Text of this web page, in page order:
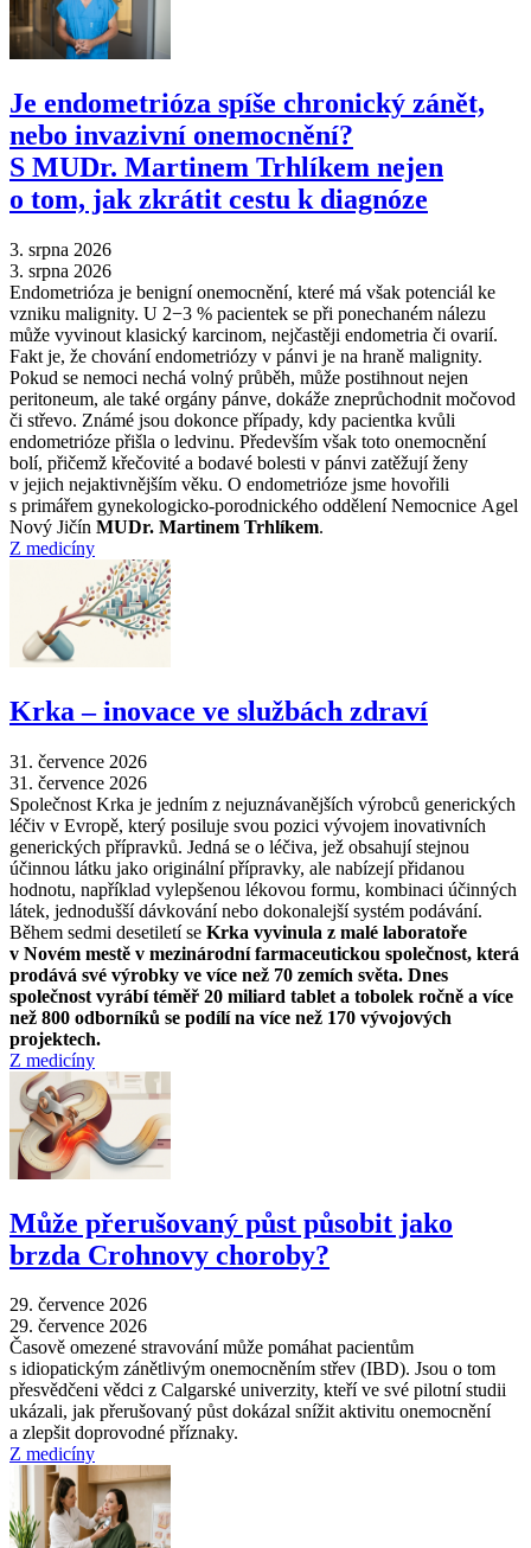
Je endometrióza spíše chronický zánět,
nebo invazivní onemocnění?
S MUDr. Martinem Trhlíkem nejen
o tom, jak zkrátit cestu k diagnóze
3. srpna 2026
3. srpna 2026
Endometrióza je benigní onemocnění, které má však potenciál ke
vzniku malignity. U 2−3 % pacientek se při ponechaném nálezu
může vyvinout klasický karcinom, nejčastěji endometria či ovarií.
Fakt je, že chování endometriózy v pánvi je na hraně malignity.
Pokud se nemoci nechá volný průběh, může postihnout nejen
peritoneum, ale také orgány pánve, dokáže zneprůchodnit močovod
či střevo. Známé jsou dokonce případy, kdy pacientka kvůli
endometrióze přišla o ledvinu. Především však toto onemocnění
bolí, přičemž křečovité a bodavé bolesti v pánvi zatěžují ženy
v jejich nejaktivnějším věku. O endometrióze jsme hovořili
s primářem gynekologicko-porodnického oddělení Nemocnice Agel
Nový Jičín MUDr. Martinem Trhlíkem.
Z medicíny
Krka –⁠ inovace ve službách zdraví
31. července 2026
31. července 2026
Společnost Krka je jedním z nejuznávanějších výrobců generických
léčiv v Evropě, který posiluje svou pozici vývojem inovativních
generických přípravků. Jedná se o léčiva, jež obsahují stejnou
účinnou látku jako originální přípravky, ale nabízejí přidanou
hodnotu, například vylepšenou lékovou formu, kombinaci účinných
látek, jednodušší dávkování nebo dokonalejší systém podávání.
Během sedmi desetiletí se Krka vyvinula z malé laboratoře
v Novém mestě v mezinárodní farmaceutickou společnost, která
prodává své výrobky ve více než 70 zemích světa. Dnes
společnost vyrábí téměř 20 miliard tablet a tobolek ročně a více
než 800 odborníků se podílí na více než 170 vývojových
projektech.
Z medicíny
Může přerušovaný půst působit jako
brzda Crohnovy choroby?
29. července 2026
29. července 2026
Časově omezené stravování může pomáhat pacientům
s idiopatickým zánětlivým onemocněním střev (IBD). Jsou o tom
přesvědčeni vědci z Calgarské univerzity, kteří ve své pilotní studii
ukázali, jak přerušovaný půst dokázal snížit aktivitu onemocnění
a zlepšit doprovodné příznaky.
Z medicíny